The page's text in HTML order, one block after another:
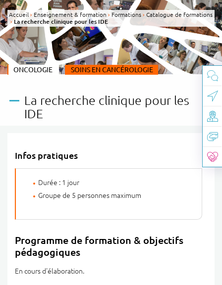
Accueil Enseignement & formation Formations
Catalogue de formations
La recherche clinique pour les IDE
La recherche clinique pour les
IDE
CATÉGORIE(S) :
ONCOLOGIE THÈME :
SOINS EN CANCÉROLOGIE
Infos pratiques
Durée : 1 jour
Groupe de 5 personnes maximum
Programme de formation & objectifs
pédagogiques
En cours d'élaboration.
Panneau de gestion des cookies